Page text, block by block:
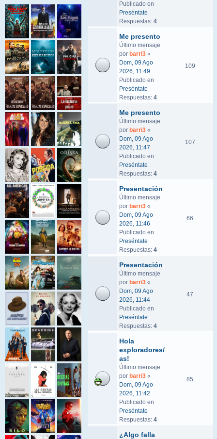
Publicado en
Preséntate
Respuestas: 4
Me presento
Último mensaje
por barri3 «
Dom, 09 Ago
2026, 11:49
Publicado en
Preséntate
Respuestas: 4
109
Me presento
Último mensaje
por barri3 «
Dom, 09 Ago
2026, 11:47
Publicado en
Preséntate
Respuestas: 4
107
Presentación
Último mensaje
por barri3 «
Dom, 09 Ago
2026, 11:46
Publicado en
Preséntate
Respuestas: 4
66
Presentación
Último mensaje
por barri3 «
Dom, 09 Ago
2026, 11:44
Publicado en
Preséntate
Respuestas: 4
47
Hola
exploradores/
as!
Último mensaje
por barri3 «
Dom, 09 Ago
2026, 11:42
Publicado en
Preséntate
Respuestas: 4
85
¿Algo falla